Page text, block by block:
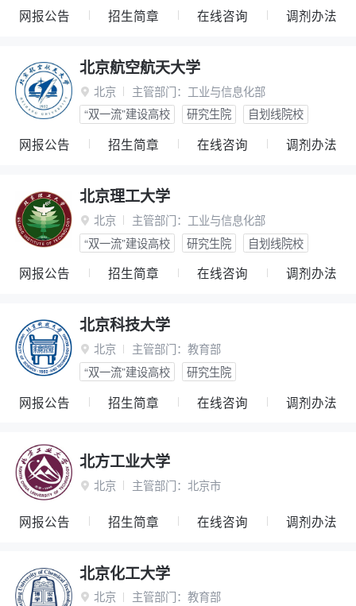
网报公告 招生简章 在线咨询 调剂办法
北京航空航天大学
 北京 主管部门： 工业与信息化部
“双一流”建设高校
研究生院 自划线院校
网报公告 招生简章 在线咨询 调剂办法
北京理工大学
 北京 主管部门： 工业与信息化部
“双一流”建设高校
研究生院 自划线院校
网报公告 招生简章 在线咨询 调剂办法
北京科技大学
 北京 主管部门： 教育部
“双一流”建设高校
研究生院
网报公告 招生简章 在线咨询 调剂办法
北方工业大学
 北京 主管部门： 北京市
网报公告 招生简章 在线咨询 调剂办法
北京化工大学
 北京 主管部门： 教育部